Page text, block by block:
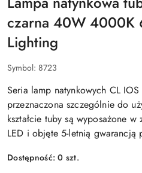
czarna 40W 4000K
Lighting
Symbol: 8723
Seria lamp natynkowych CL
przeznaczona szczególnie do
kształcie tuby są wyposażone w
LED i objęte 5-letnią gwarancją
Dostępność:0 szt.